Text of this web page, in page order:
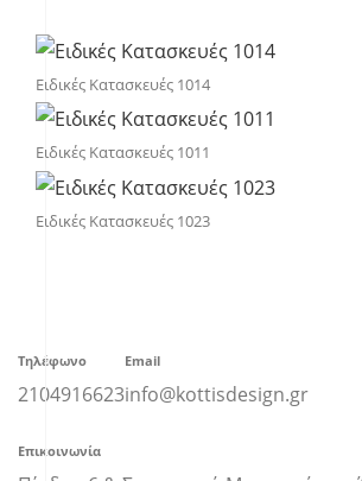
Ειδικές Κατασκευές 1014
Ειδικές Κατασκευές 1011
Ειδικές Κατασκευές 1023
Τηλέφωνο
2104916623
Email
info@kottisdesign.gr
Επικοινωνία